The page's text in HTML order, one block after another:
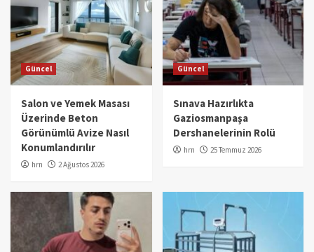
Güncel
Salon ve Yemek Masası
Üzerinde Beton
Görünümlü Avize Nasıl
Konumlandırılır
hrn 2 Ağustos 2026
Güncel
Sınava Hazırlıkta
Gaziosmanpaşa
Dershanelerinin Rolü
hrn 25 Temmuz 2026